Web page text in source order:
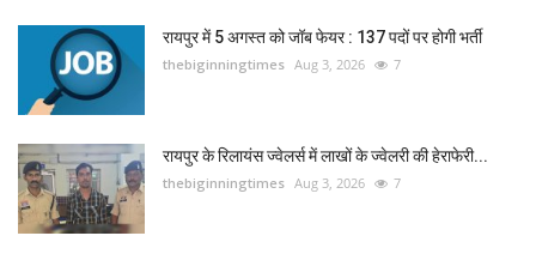
रायपुर में 5 अगस्त को जॉब फेयर : 137 पदों पर होगी भर्ती
thebiginningtimes Aug 3, 2026 7
रायपुर के रिलायंस ज्वेलर्स में लाखों के ज्वेलरी की हेराफेरी...
thebiginningtimes Aug 3, 2026 7